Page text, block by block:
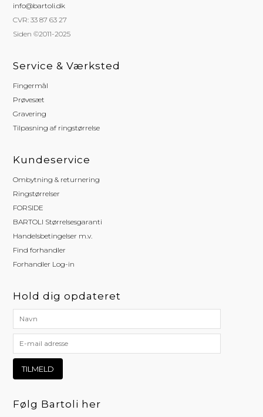
info@bartoli.dk
CVR: 33 87 63 27
Siden ©2011-2025
Service & Værksted
Fingermål
Prøvesæt
Gravering
Tilpasning af ringstørrelse
Kundeservice
Ombytning & returnering
Ringstørrelser
FORSIDE
BARTOLI Størrelsesgaranti
Handelsbetingelser m.v.
Find forhandler
Forhandler Log-in
Hold dig opdateret
Følg Bartoli her